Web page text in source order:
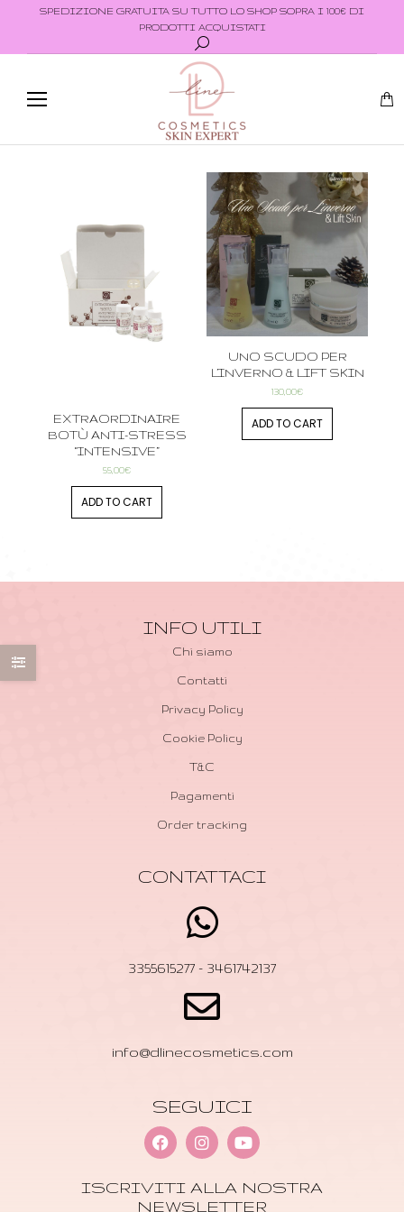
SPEDIZIONE GRATUITA SU TUTTO LO SHOP SOPRA I 100€ DI
PRODOTTI ACQUISTATI
EXTRAORDINAIRE
BOTÙ ANTI-STRESS
“INTENSIVE”
55,00€
ADD TO CART
UNO SCUDO PER
L’INVERNO & LIFT SKIN
130,00€
ADD TO CART
INFO UTILI
Chi siamo
Contatti
Privacy Policy
Cookie Policy
T&C
Pagamenti
Order tracking
CONTATTACI
3355615277 - 3461742137
info@dlinecosmetics.com
SEGUICI
ISCRIVITI ALLA NOSTRA
NEWSLETTER